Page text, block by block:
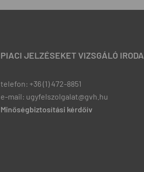
PIACI JELZÉSEKET VIZSGÁLÓ IRODA
telefon: +36 (1) 472-8851
e-mail: ugyfelszolgalat@gvh.hu
Minőségbiztosítási kérdőív